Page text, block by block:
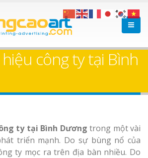
công ty tại Bình
ty tại Bình Dương trong một vài
triển mạnh. Do sự bùng nổ của
ty mọc ra trên địa bàn nhiều. Do